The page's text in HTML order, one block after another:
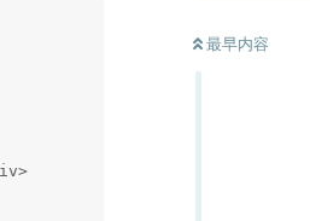
最早内容